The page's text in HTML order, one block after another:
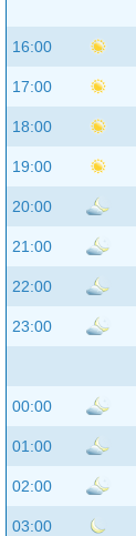
16:00
17:00
18:00
19:00
20:00
21:00
22:00
23:00
00:00
01:00
02:00
03:00